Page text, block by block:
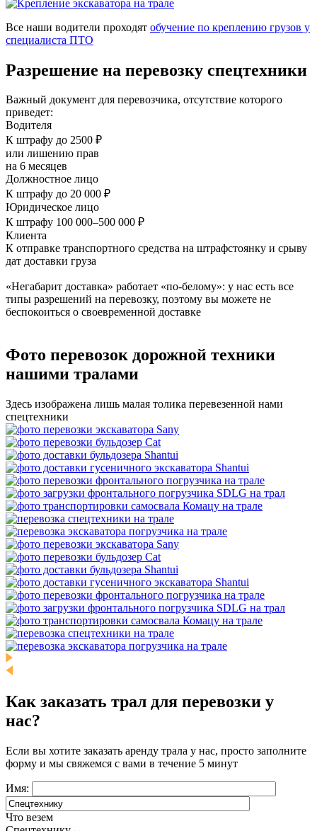
Все наши водители проходят обучение по креплению грузов у
специалиста ПТО
Разрешение на перевозку спецтехники
Важный документ для перевозчика, отсутствие которого
приведет:
Водителя
К штрафу до 2500 ₽
или лишению прав
на 6 месяцев
Должностное лицо
К штрафу до 20 000 ₽
Юридическое лицо
К штрафу 100 000–500 000 ₽
Клиента
К отправке транспортного средства на штрафстоянку и срыву
дат доставки груза
«Негабарит доставка» работает «по-белому»: у нас есть все
типы разрешений на перевозку, поэтому вы можете не
беспокоиться о своевременной доставке
Фото перевозок дорожной техники
нашими тралами
Здесь изображена лишь малая толика перевезенной нами
спецтехники
Как заказать трал для перевозки у
нас?
Если вы хотите заказать аренду трала у нас, просто заполните
форму и мы свяжемся с вами в течение 5 минут
Имя:
Что везем